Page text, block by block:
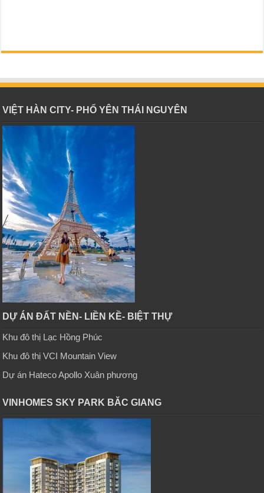
VIỆT HÀN CITY- PHỔ YÊN THÁI NGUYÊN
DỰ ÁN ĐẤT NỀN- LIỀN KỀ- BIỆT THỰ
Khu đô thị Lạc Hồng Phúc
Khu đô thị VCI Mountain View
Dự án Hateco Apollo Xuân phương
VINHOMES SKY PARK BĂC GIANG